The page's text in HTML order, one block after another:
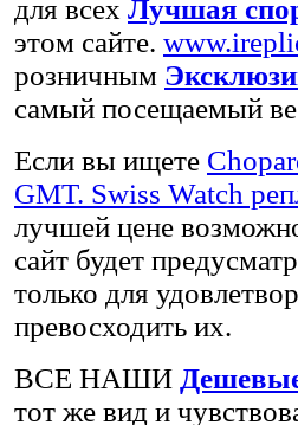
для всех Лучшая
этом сайте.
розничным
самый посещаемый
Если вы ищете
GMT. Swiss Watch
лучшей цене
сайт будет
только для
превосходить их.
ВСЕ НАШИ
тот же вид и